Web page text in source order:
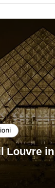
Louvre